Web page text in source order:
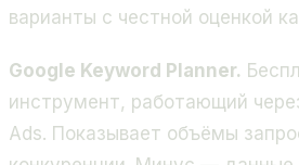
варианты с честной оценкой
Google Keyword Planner.
инструмент, работающий
Ads. Показывает объёмы